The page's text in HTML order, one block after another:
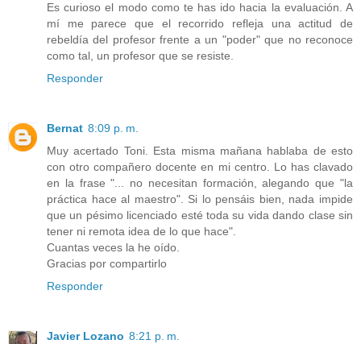
Es curioso el modo como te has ido hacia la evaluación. A
mí me parece que el recorrido refleja una actitud de
rebeldía del profesor frente a un "poder" que no reconoce
como tal, un profesor que se resiste.
Responder
Bernat 8:09 p. m.
Muy acertado Toni. Esta misma mañana hablaba de esto
con otro compañero docente en mi centro. Lo has clavado
en la frase "... no necesitan formación, alegando que "la
práctica hace al maestro". Si lo pensáis bien, nada impide
que un pésimo licenciado esté toda su vida dando clase sin
tener ni remota idea de lo que hace".
Cuantas veces la he oído.
Gracias por compartirlo
Responder
Javier Lozano 8:21 p. m.